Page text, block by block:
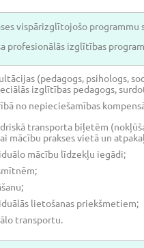
vispārizglītojošo programmu
profesionālās izglītības
(pedagogs, psihologs,
izglītības pedagogs,
no nepieciešamības
transporta biļetēm
mācību prakses vietā un
mācību līdzekļu iegādi;
lietošanas priekšmetiem;
transportu.